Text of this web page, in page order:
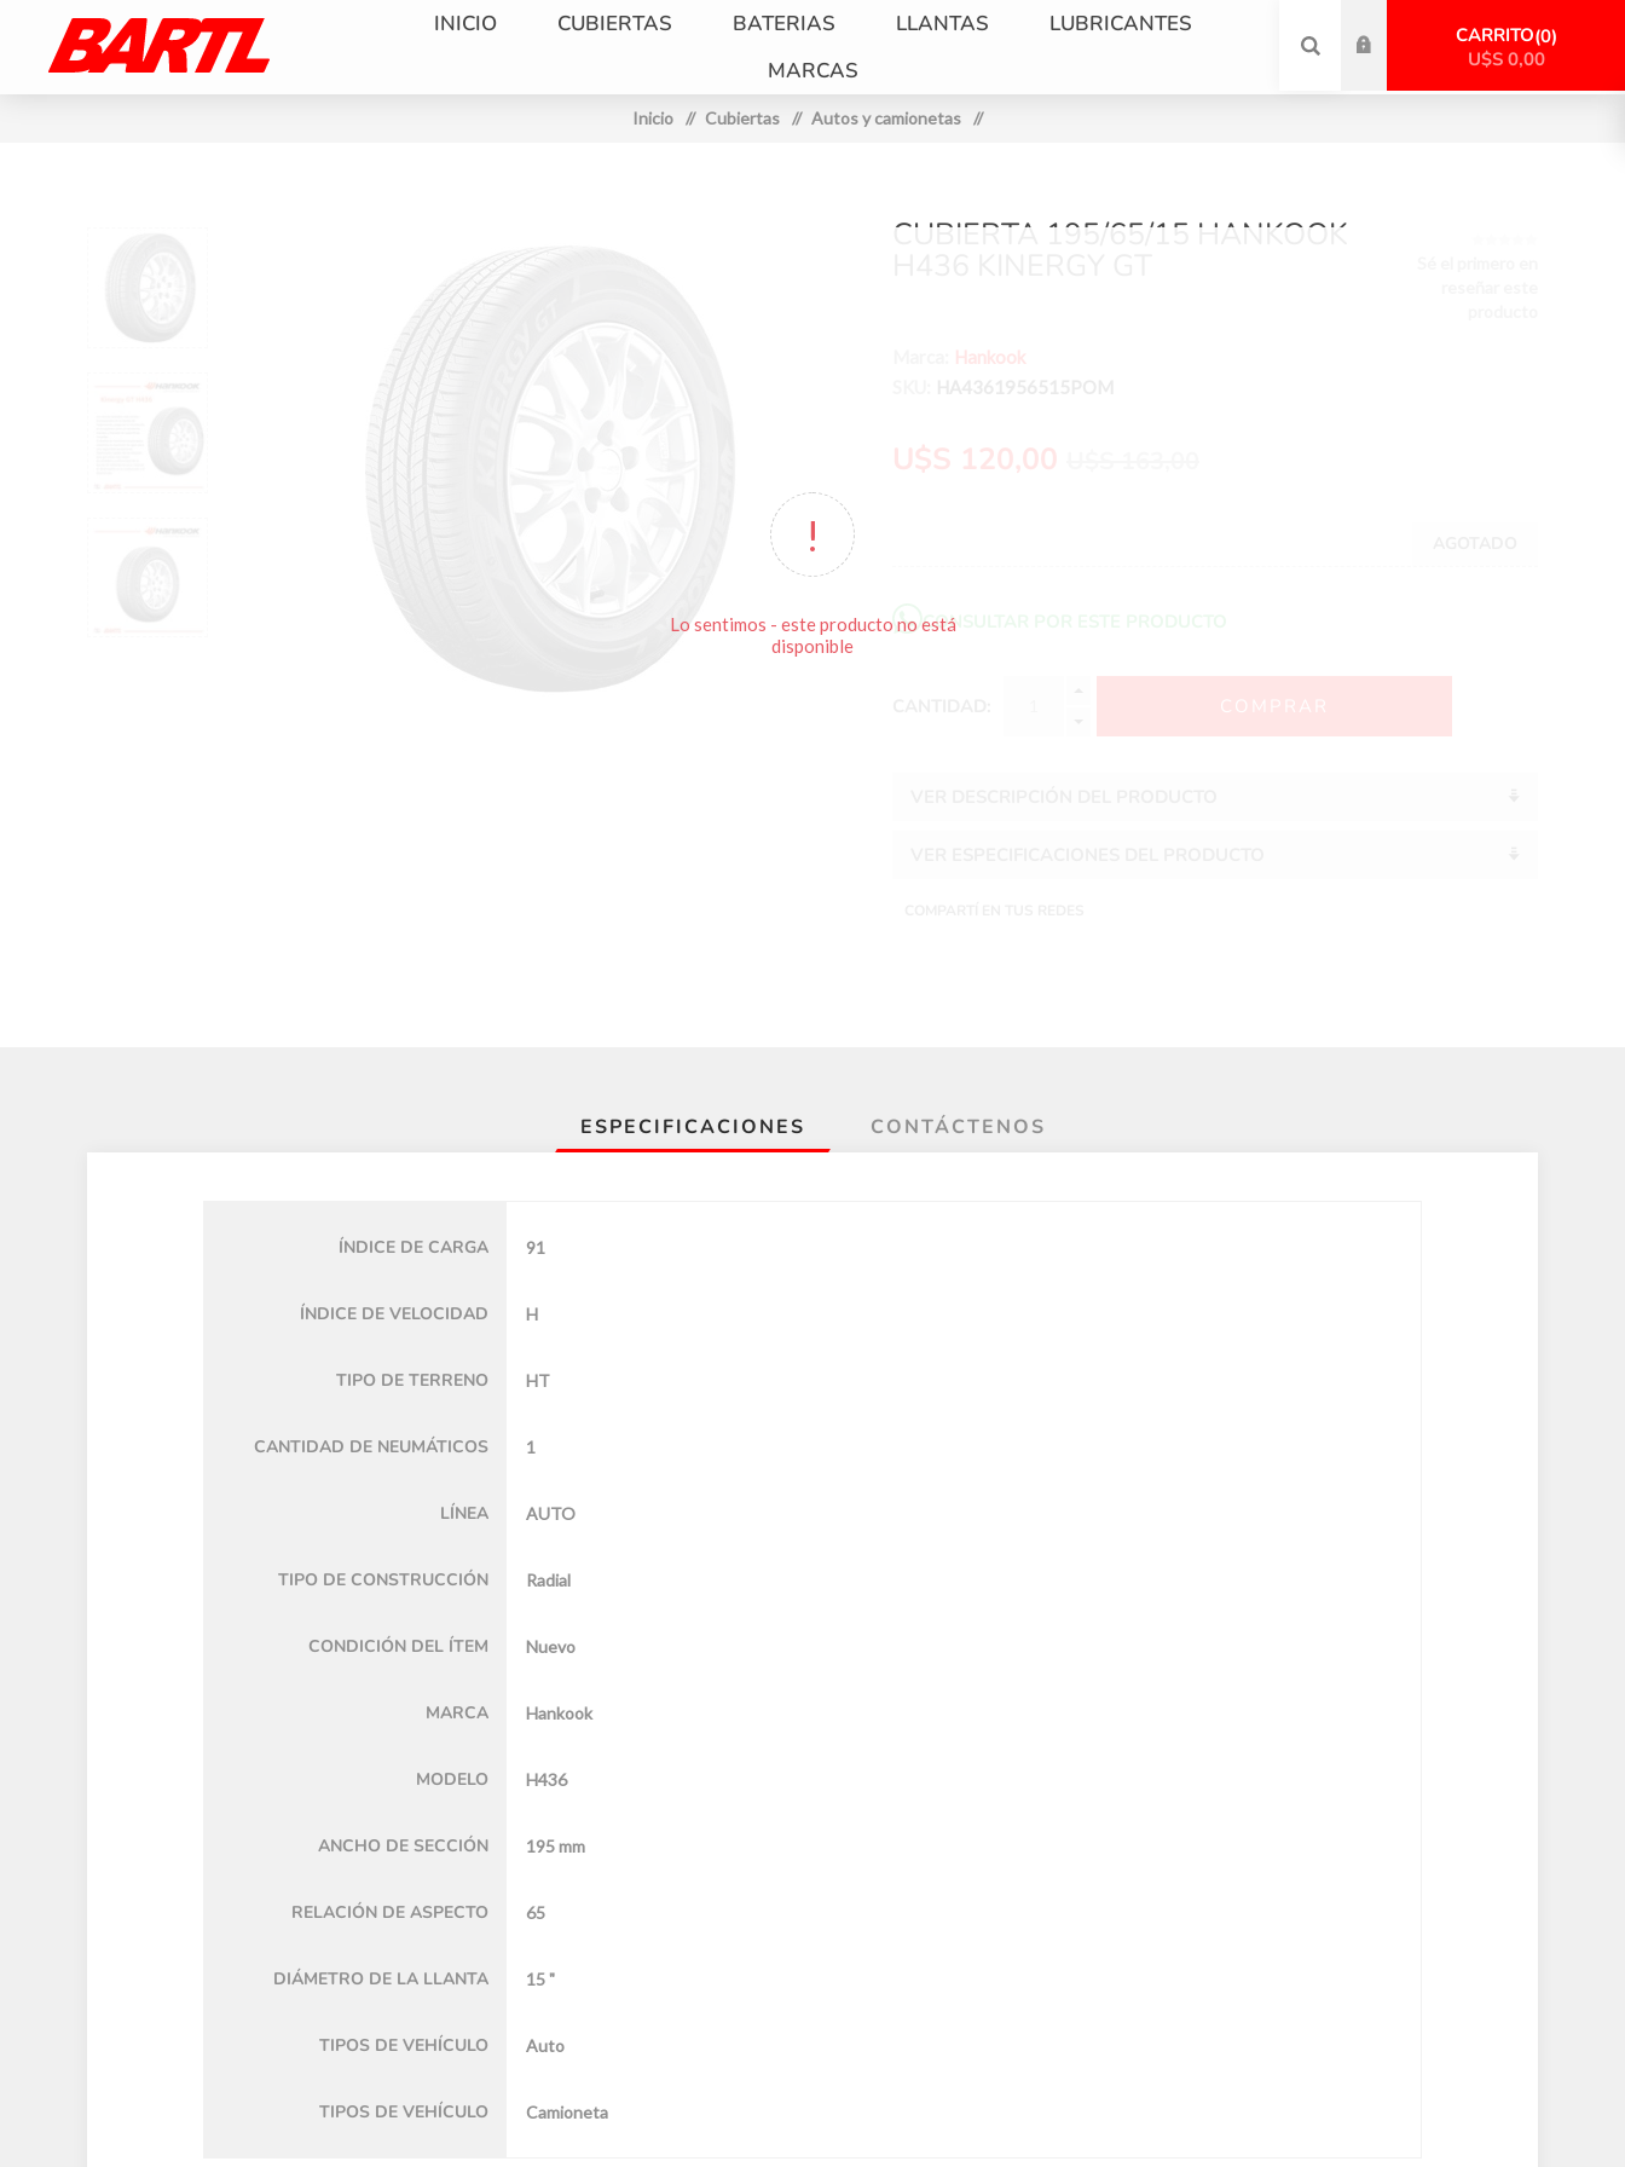
INICIO CUBIERTAS BATERIAS LLANTAS
LUBRICANTES
MARCAS
CARRITO 0
U$S 0,00
Inicio / Cubiertas / Autos y camionetas /
CUBIERTA 195/65/15 HANKOOK
Lo sentimos - este producto no está
disponible
Hankook
U$S 120,00
CONSULTAR POR ESTE PRODUCTO
ESPECIFICACIONES CONTÁCTENOS
ÍNDICE DE CARGA 91
ÍNDICE DE VELOCIDAD H
TIPO DE TERRENO HT
CANTIDAD DE NEUMÁTICOS 1
LÍNEA AUTO
TIPO DE CONSTRUCCIÓN Radial
CONDICIÓN DEL ÍTEM Nuevo
MARCA Hankook
MODELO H436
ANCHO DE SECCIÓN 195 mm
RELACIÓN DE ASPECTO 65
DIÁMETRO DE LA LLANTA 15 "
TIPOS DE VEHÍCULO Auto
TIPOS DE VEHÍCULO Camioneta